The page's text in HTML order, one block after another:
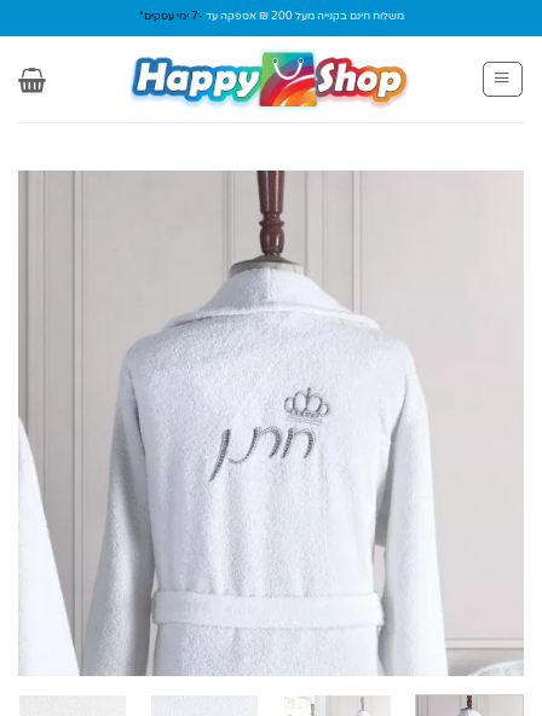
to
content
משלוח חינם בקנייה מעל 200 ₪ אספקה עד -7 ימי עסקים*